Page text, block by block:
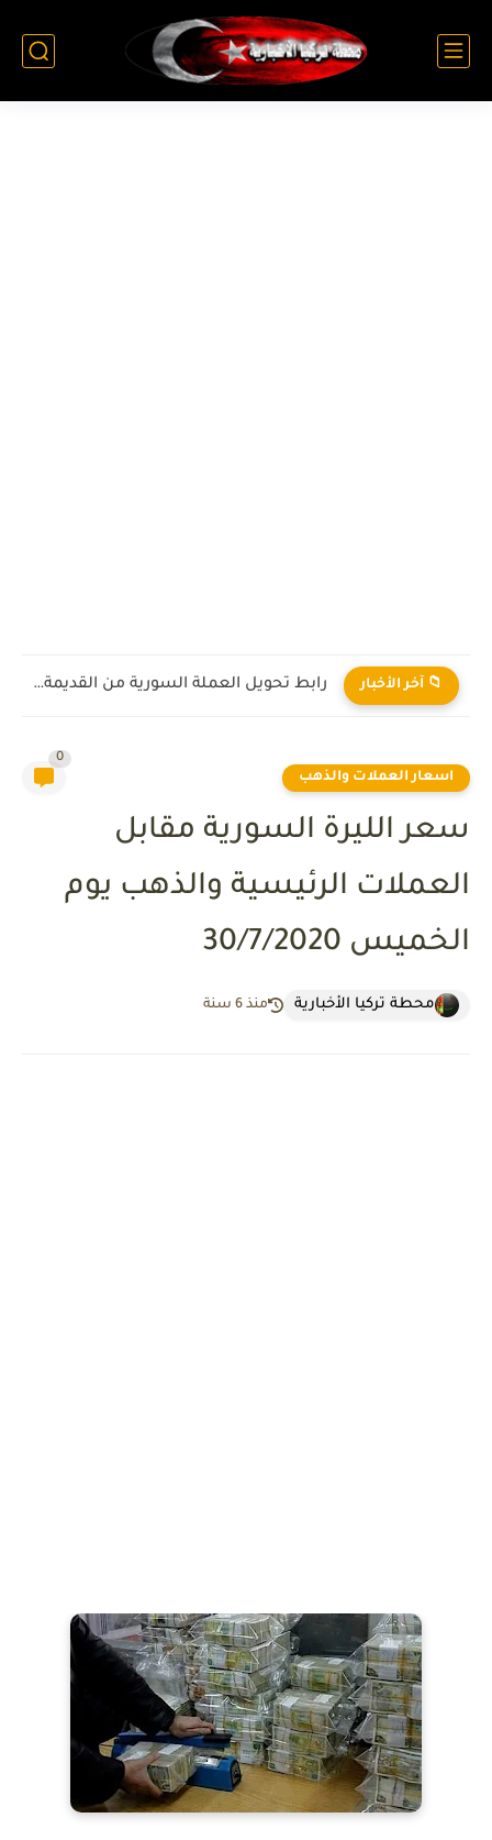
📁 آخر الأخبار رابط تحويل العملة السورية من القديمة إلى الجديدة 2026
اسعار العملات والذهب
0
سعر الليرة السورية مقابل
العملات الرئيسية والذهب يوم
الخميس 30/7/2020
محطة تركيا الأخبارية منذ 6 سنة